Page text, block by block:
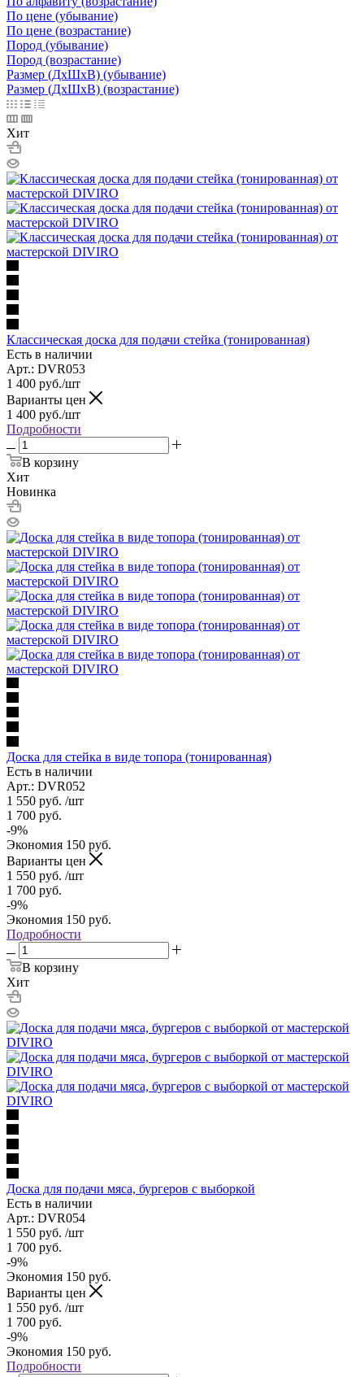
По цене (убывание)
По цене (возрастание)
Пород (убывание)
Пород (возрастание)
Размер (ДxШxВ) (убывание)
Размер (ДxШxВ) (возрастание)
Хит
Классическая доска для подачи стейка (тонированная)
Есть в наличии
Арт.: DVR053
1 400 руб./шт
Варианты цен
1 400 руб./шт
Подробности
В корзину
Хит
Новинка
Доска для стейка в виде топора (тонированная)
Есть в наличии
Арт.: DVR052
1 550 руб. /шт
1 700 руб.
-9%
Экономия 150 руб.
Варианты цен
1 550 руб. /шт
1 700 руб.
-9%
Экономия 150 руб.
Подробности
В корзину
Хит
Доска для подачи мяса, бургеров с выборкой
Есть в наличии
Арт.: DVR054
1 550 руб. /шт
1 700 руб.
-9%
Экономия 150 руб.
Варианты цен
1 550 руб. /шт
1 700 руб.
-9%
Экономия 150 руб.
Подробности